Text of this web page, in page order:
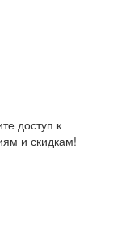
доступ к
и скидкам!